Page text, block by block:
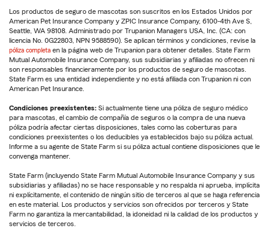
Los productos de seguro de mascotas son suscritos en los Estados Unidos por
American Pet Insurance Company y ZPIC Insurance Company, 6100-4th Ave S,
Seattle, WA 98108. Administrado por Trupanion Managers USA, Inc. (CA: con
licencia No. 0G22803, NPN 9588590). Se aplican términos y condiciones, revise la
póliza completa en la página web de Trupanion para obtener detalles. State Farm
Mutual Automobile Insurance Company, sus subsidiarias y afiliadas no ofrecen ni
son responsables financieramente por los productos de seguro de mascotas.
State Farm es una entidad independiente y no está afiliada con Trupanion ni con
American Pet Insurance.
Condiciones preexistentes: Si actualmente tiene una póliza de seguro médico
para mascotas, el cambio de compañía de seguros o la compra de una nueva
póliza podría afectar ciertas disposiciones, tales como las coberturas para
condiciones preexistentes o los deducibles ya establecidos bajo su póliza actual.
Informe a su agente de State Farm si su póliza actual contiene disposiciones que le
convenga mantener.
State Farm (incluyendo State Farm Mutual Automobile Insurance Company y sus
subsidiarias y afiliadas) no se hace responsable y no respalda ni aprueba, implícita
ni explícitamente, el contenido de ningún sitio de terceros al que se haga referencia
en este material. Los productos y servicios son ofrecidos por terceros y State
Farm no garantiza la mercantabilidad, la idoneidad ni la calidad de los productos y
servicios de terceros.